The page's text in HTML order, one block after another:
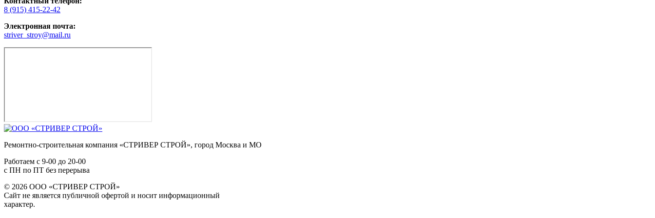
8 (915) 415-22-42
Электронная почта:
striver_stroy@mail.ru
Ремонтно-строительная компания «СТРИВЕР СТРОЙ», город Москва и МО
Работаем с 9-00 до 20-00
с ПН по ПТ без перерыва
© 2026 ООО «СТРИВЕР СТРОЙ»
Сайт не является публичной офертой и носит информационный
характер.